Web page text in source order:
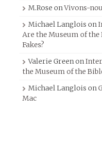
M.Rose onVivons-
Michael Langlois on
Are the Museum of the
Fakes?
Valerie Greenon
the Museum of the
Michael Langlois on
Mac